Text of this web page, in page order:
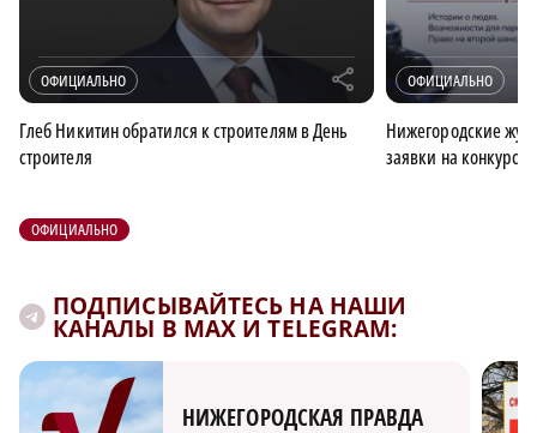
ОФИЦИАЛЬНО r
Глеб Никитин обратился к строителям в День
строителя
ОФИЦИАЛЬНО
Нижегородские
заявки на конкурс
ОФИЦИАЛЬНО
ПОДПИСЫВАЙТЕСЬ НА НАШИ
КАНАЛЫ В MAX И TELEGRAM:
НИЖЕГОРОДСКАЯ ПРАВДА